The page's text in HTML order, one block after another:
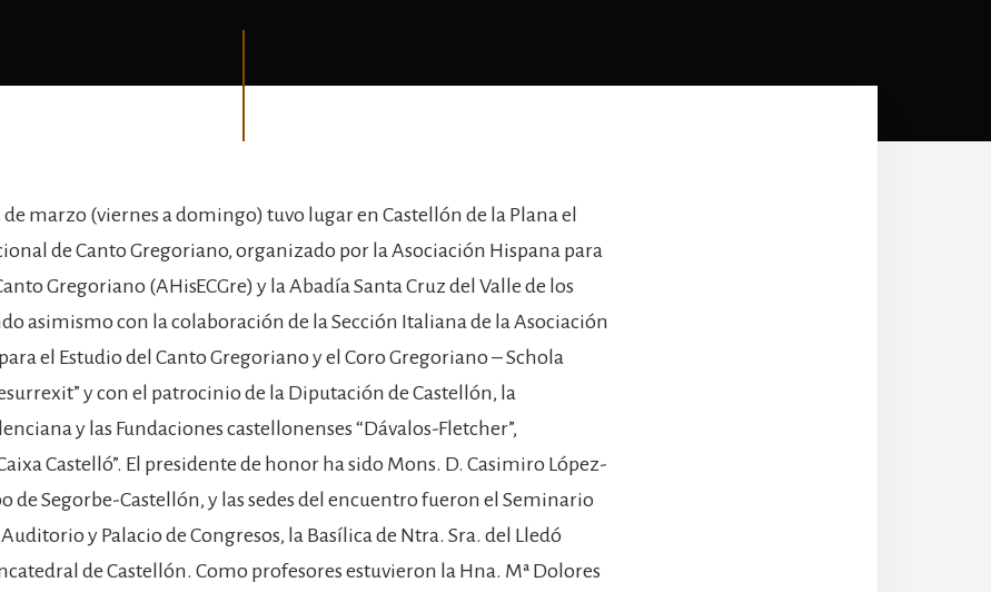
de marzo (viernes a domingo) tuvo lugar en Castellón de la Plana el
de Canto Gregoriano, organizado por la Asociación Hispana para
Gregoriano (AHisECGre) y la Abadía Santa Cruz del Valle de los
asimismo con la colaboración de la Sección Italiana de la Asociación
el Estudio del Canto Gregoriano y el Coro Gregoriano – Schola
y con el patrocinio de la Diputación de Castellón, la
y las Fundaciones castellonenses “Dávalos-Fletcher”,
Castelló”. El presidente de honor ha sido Mons. D. Casimiro López-
de Segorbe-Castellón, y las sedes del encuentro fueron el Seminario
Auditorio y Palacio de Congresos, la Basílica de Ntra. Sra. del Lledó
de Castellón. Como profesores estuvieron la Hna. Mª Dolores